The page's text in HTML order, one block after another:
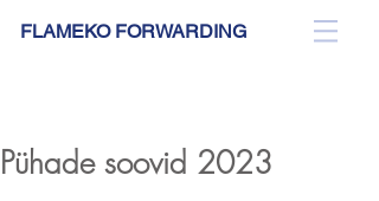
FLAMEKO FORWARDING
Pühade soovid 2023